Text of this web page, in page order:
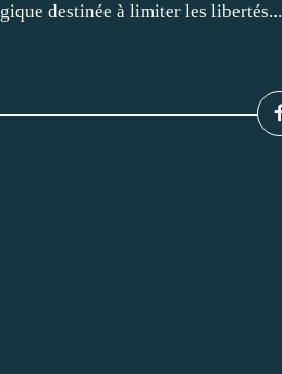
destinée à limiter les libertés...